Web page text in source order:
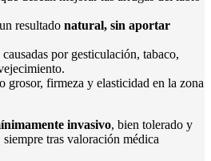
resultado natural, sin aportar
por gesticulación, tabaco,
grosor, firmeza y elasticidad en la zona
invasivo, bien tolerado y
siempre tras valoración médica